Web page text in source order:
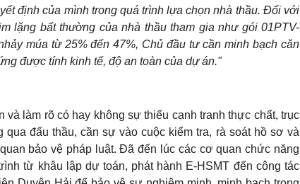
định của mình trong quá trình lựa chọn nhà thầu. Đối với
lặng bất thường của nhà thầu tham gia như gói 01PTV-
múa từ 25% đến 47%, Chủ đầu tư cần minh bạch căn
được tính kinh tế, độ an toàn của dự án."
và làm rõ có hay không sự thiếu cạnh tranh thực chất, trục
qua đấu thầu, cần sự vào cuộc kiểm tra, rà soát hồ sơ và
bảo vệ pháp luật. Đã đến lúc các cơ quan chức năng
từ khâu lập dự toán, phát hành E-HSMT đến công tác